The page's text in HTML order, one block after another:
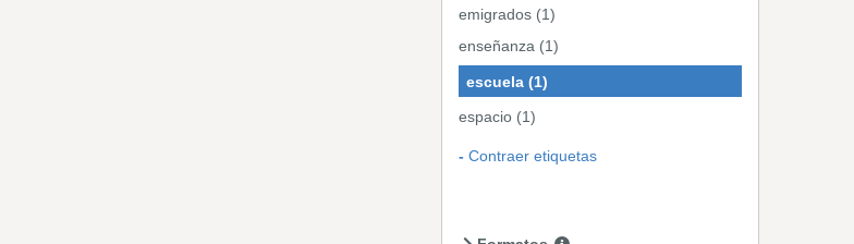
emigrados (1)
enseñanza (1)
escuela (1)
espacio (1)
Contraer etiquetas